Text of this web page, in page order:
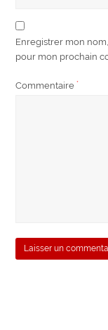
Enregistrer mon
pour mon prochain
Commentaire *